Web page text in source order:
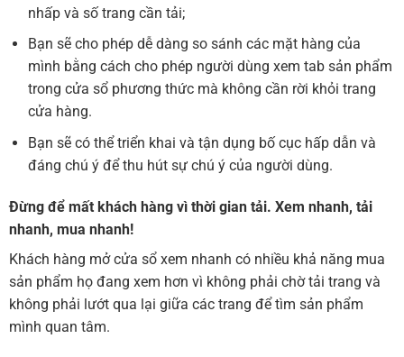
nhấp và số trang cần tải;
Bạn sẽ cho phép dễ dàng so sánh các mặt hàng của
mình bằng cách cho phép người dùng xem tab sản phẩm
trong cửa sổ phương thức mà không cần rời khỏi trang
cửa hàng.
Bạn sẽ có thể triển khai và tận dụng bố cục hấp dẫn và
đáng chú ý để thu hút sự chú ý của người dùng.
Đừng để mất khách hàng vì thời gian tải. Xem nhanh, tải
nhanh, mua nhanh!
Khách hàng mở cửa sổ xem nhanh có nhiều khả năng mua
sản phẩm họ đang xem hơn vì không phải chờ tải trang và
không phải lướt qua lại giữa các trang để tìm sản phẩm
mình quan tâm.